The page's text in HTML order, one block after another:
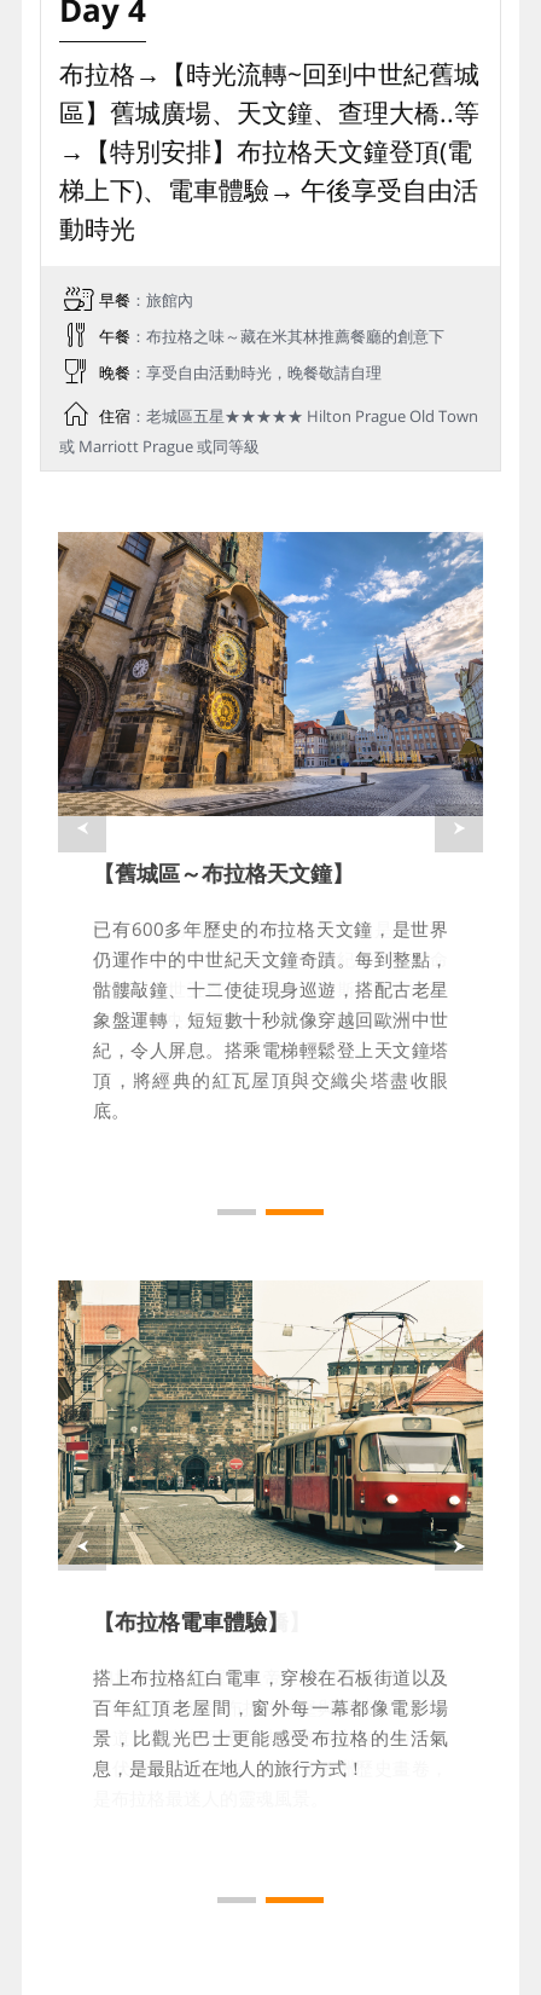
Day 4
布拉格→【時光流轉~回到中世紀舊城
區】舊城廣場、天文鐘、查理大橋..等
→【特別安排】布拉格天文鐘登頂(電
梯上下)、電車體驗→ 午後享受自由活
動時光
早餐 ：旅館內
午餐 ：布拉格之味～藏在米其林推薦餐廳的創意下
晚餐 ：享受自由活動時光，晚餐敬請自理
住宿：老城區五星★★★★★ Hilton Prague Old Town
或 Marriott Prague 或同等級
【舊城區～舊城廣場】
饒富古意的舊城廣場上，最醒目的是有著哥
德式雙塔建築的提恩教堂，為紀念宗教革命
家胡斯逝世五百周年而建的胡斯雕像矗立在
廣場正中央。
【舊城區～布拉格天文鐘】
已有600多年歷史的布拉格天文鐘，是世界
仍運作中的中世紀天文鐘奇蹟。每到整點，
骷髏敲鐘、十二使徒現身巡遊，搭配古老星
象盤運轉，短短數十秒就像穿越回歐洲中世
紀，令人屏息。搭乘電梯輕鬆登上天文鐘塔
頂，將經典的紅瓦屋頂與交織尖塔盡收眼
底。
【舊城區～查理大橋】
14世紀由神聖羅馬皇帝查理四世興建的查理
大橋，曾是連接布拉格城堡與舊城區的唯一
通道。頗富哲思的聖者雕像佇立橋上兩旁，
與伏爾塔瓦河相映，如走進歐洲歷史畫卷，
【布拉格電車體驗】
搭上布拉格紅白電車，穿梭在石板街道以及
百年紅頂老屋間，窗外每一幕都像電影場
景，比觀光巴士更能感受布拉格的生活氣
息，是最貼近在地人的旅行方式！